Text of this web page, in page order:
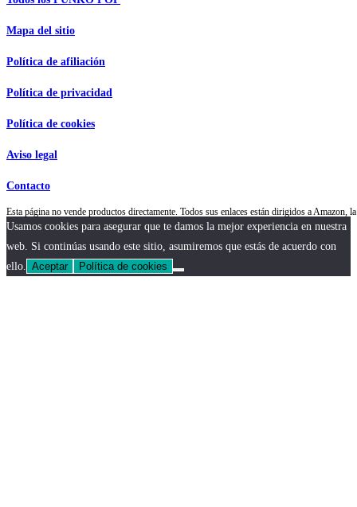
Mapa del sitio
Política de afiliación
Política de privacidad
Política de cookies
Aviso legal
Contacto
Esta página no vende productos directamente. Todos sus enlaces están dirigidos a
Usamos cookies para asegurar que te damos la mejor experiencia en nuestra
web. Si continúas usando este sitio, asumiremos que estás de acuerdo con
ello. Aceptar Política de cookies